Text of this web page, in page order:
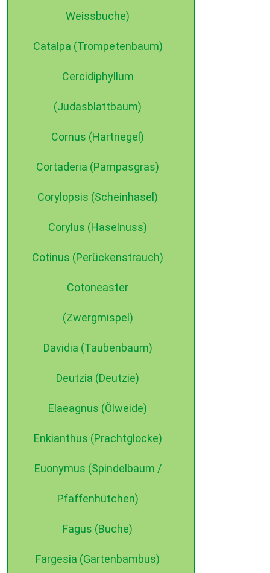
Weissbuche)
Catalpa (Trompetenbaum)
Cercidiphyllum
(Judasblattbaum)
Cornus (Hartriegel)
Cortaderia (Pampasgras)
Corylopsis (Scheinhasel)
Corylus (Haselnuss)
Cotinus (Perückenstrauch)
Cotoneaster
(Zwergmispel)
Davidia (Taubenbaum)
Deutzia (Deutzie)
Elaeagnus (Ölweide)
Enkianthus (Prachtglocke)
Euonymus (Spindelbaum /
Pfaffenhütchen)
Fagus (Buche)
Fargesia (Gartenbambus)
©2015 dehne internet